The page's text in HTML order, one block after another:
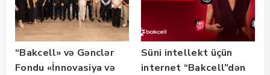
“Bakcell» və Gənclər
Fondu «İnnovasiya və
Süni intellekt üçün
internet “Bakcell”dən